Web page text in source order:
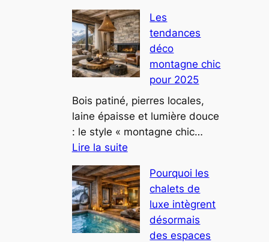
les
regards
Ce
château
savoyard
reconverti
en
résidence
privée
attire
les
investisseurs
Les
tendances
déco
montagne chic
pour 2025
Bois patiné, pierres locales,
laine épaisse et lumière douce
: le style « montagne chic…
Lire la suite:
tendances
déco
montagne
chic
Pourquoi les
chalets de
luxe intègrent
désormais
des espaces